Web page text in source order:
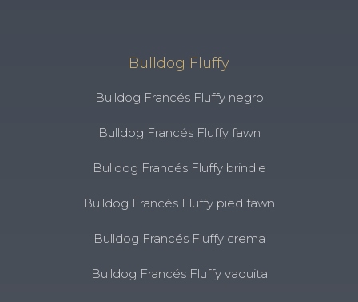
Bulldog Fluffy
Bulldog Francés Fluffy negro
Bulldog Francés Fluffy fawn
Bulldog Francés Fluffy brindle
Bulldog Francés Fluffy pied fawn
Bulldog Francés Fluffy crema
Bulldog Francés Fluffy vaquita